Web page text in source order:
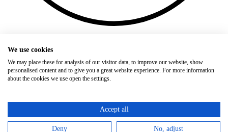
Stellenangebote
Impressum
WS Weinmann & Schanz GmbH· Rote Länder 4 · 72336
© 2024-2026 WS Weinmann & Schanz GmbH. Alle Rechte
We use cookies
We may place these for analysis of our visitor data, to improve our website, show
personalised content and to give you a great website experience. For more information
about the cookies we use open the settings.
Accept all
Deny No, adjust